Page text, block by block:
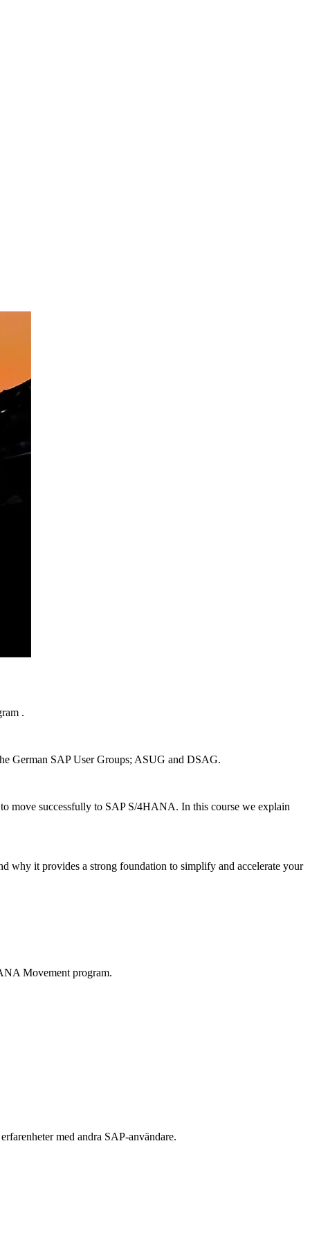
.
German SAP User Groups; ASUG and DSAG.
move successfully to SAP S/4HANA. In this course we explain
why it provides a strong foundation to simplify and accelerate your
Movement program.
med andra SAP-användare.